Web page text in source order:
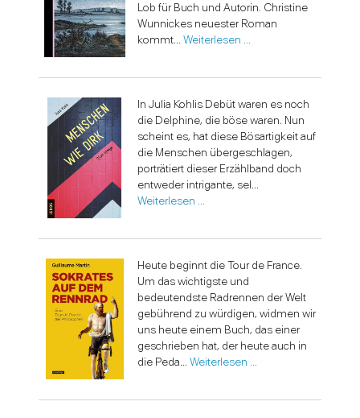
Lob für Buch und Autorin. Christine
Wunnickes neuester Roman
kommt... Weiterlesen …
In Julia Kohlis Debüt waren es noch
die Delphine, die böse waren. Nun
scheint es, hat diese Bösartigkeit auf
die Menschen übergeschlagen,
porträtiert dieser Erzählband doch
entweder intrigante, sel...
Weiterlesen …
Heute beginnt die Tour de France.
Um das wichtigste und
bedeutendste Radrennen der Welt
gebührend zu würdigen, widmen wir
uns heute einem Buch, das einer
geschrieben hat, der heute auch in
die Peda... Weiterlesen …